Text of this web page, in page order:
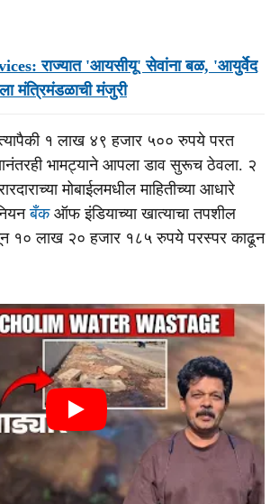
राज्यात 'आयसीयू' सेवांना बळ, 'आयुर्वेद
मंत्रिमंडळाची मंजुरी
१ लाख ४९ हजार ५०० रुपये परत
भामट्याने आपला डाव सुरूच ठेवला. २
मोबाईलमधील माहितीच्या आधारे
बँक ऑफ इंडियाच्या खात्याचा तपशील
१० लाख २० हजार १८५ रुपये परस्पर काढून